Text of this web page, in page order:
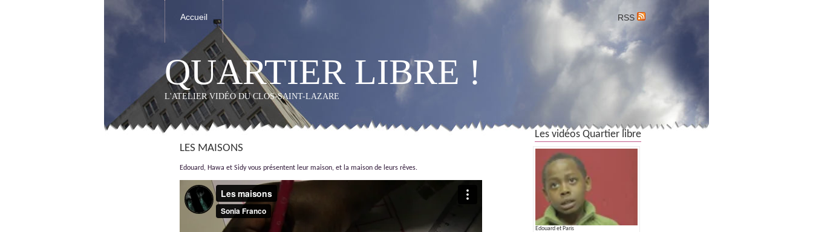
Accueil RSS
QUARTIER LIBRE !
L'ATELIER VIDÉO DU CLOS-SAINT-LAZARE
LES MAISONS
Edouard, Hawa et Sidy vous présentent leur maison, et la maison de leurs rêves.
Les vidéos Quartier libre
Edouard et Paris